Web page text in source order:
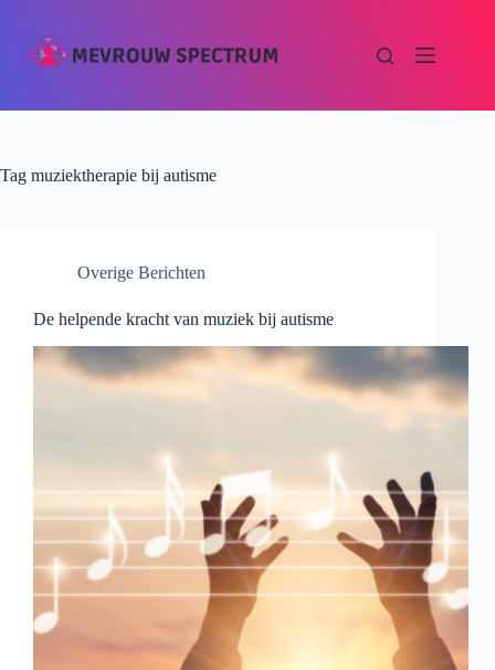
Tag muziektherapie bij autisme
Overige Berichten
De helpende kracht van muziek bij autisme